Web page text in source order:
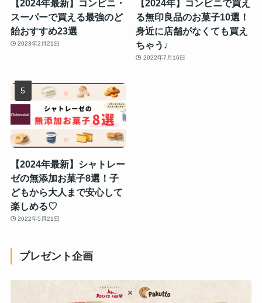
【2024年最新】コンビニ・
スーパーで買える最強のど
飴おすすめ23選
2023年2月21日
【2024年】コンビニで買え
る無印良品のお菓子10選！
身近に店舗がなくても買え
ちゃう♩
2022年7月16日
【2024年最新】シャトレー
ゼの無添加お菓子8選！子
どもから大人まで安心して
楽しめる♡
2022年5月21日
プレゼント企画